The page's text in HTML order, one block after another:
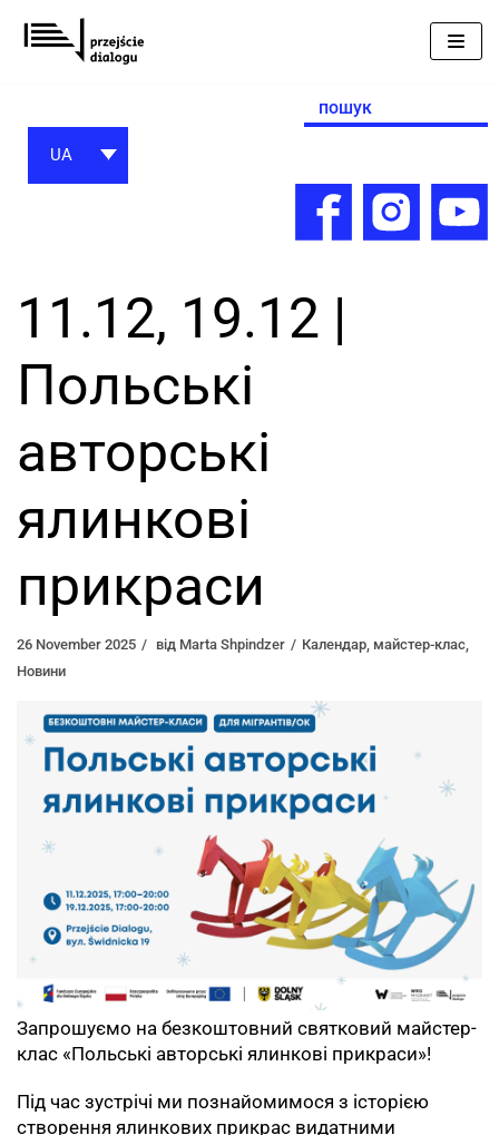
Перейти
до
Search
for:
UA
11.12, 19.12 |
Польські
авторські
ялинкові
прикраси
26 November 2025 від Marta Shpindzer Календар майстер-клас
Новини
Запрошуємо на безкоштовний святковий майстер-
клас «Польські авторські ялинкові прикраси»!
Під час зустрічі ми познайомимося з історією
створення ялинкових прикрас видатними